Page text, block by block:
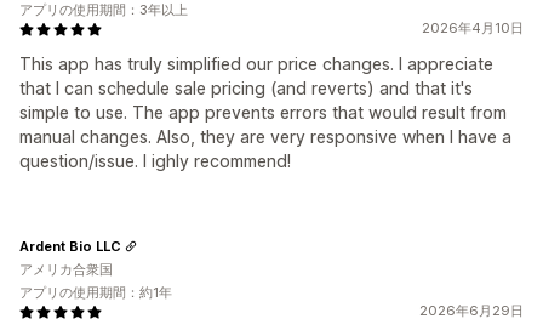
2026年4月10日
This app has truly simplified our price changes. I appreciate
that I can schedule sale pricing (and reverts) and that it's
simple to use. The app prevents errors that would result from
manual changes. Also, they are very responsive when I have a
question/issue. I ighly recommend!
アプリの使用期間：3年以上
2026年6月29日
Ardent Bio LLC
アメリカ合衆国
アプリの使用期間：約1年